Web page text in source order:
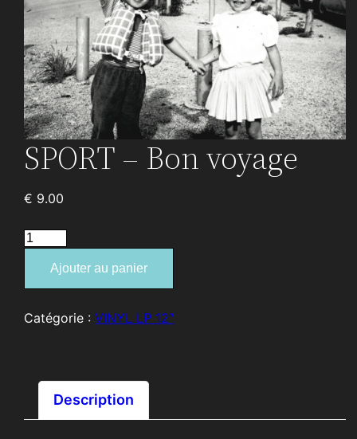
SPORT – Bon voyage
€ 9.00
quantité
SPORT
Bon
Ajouter au panier
Catégorie :VINYL LP 12″
Description